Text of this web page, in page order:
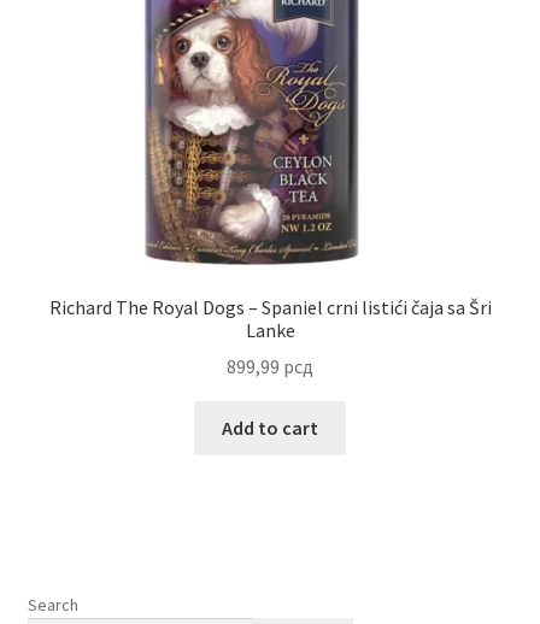
Richard The Royal Dogs – Spaniel crni listići čaja sa Šri
Lanke
899,99 рсд
Add to cart
Search